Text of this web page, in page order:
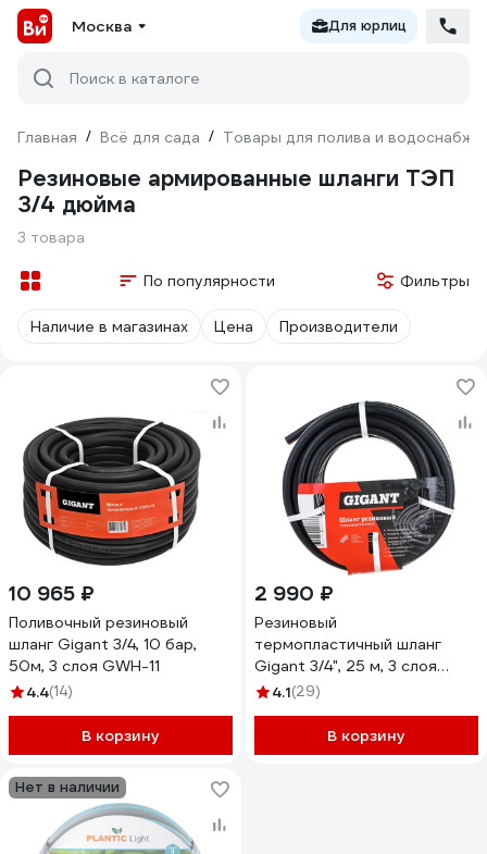
Москва Для юрлиц
Поиск в каталоге
Главная / Всё для сада / Товары для полива и
Резиновые армированные шланги ТЭП
3/4 дюйма
3 товара
По популярности Фильтры
Наличие в магазинах Цена Производители
10 965 ₽
Поливочный резиновый
шланг Gigant 3/4, 10 бар,
50м, 3 слоя GWH-11
4.4(14)
В корзину
2 990 ₽
Резиновый
термопластичный шланг
Gigant 3/4", 25 м, 3 слоя
GRH-05
4.1(29)
В корзину
Нет в наличии